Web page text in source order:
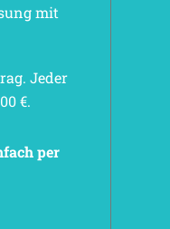
mit
Jeder
€.
per